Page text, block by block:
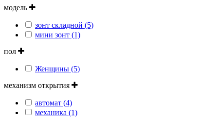
модель
зонт складной (5)
мини зонт (1)
пол
Женщины (5)
механизм открытия
автомат (4)
механика (1)